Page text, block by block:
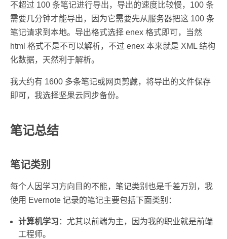
不超过 100 条笔记进行导出，导出的速度比较慢，100 条
需要几分钟才能导出，因为它需要先从服务器把这 100 条
笔记请求到本地。导出格式选择 enex 格式即可，当然
html 格式不是不可以解析，不过 enex 本来就是 XML 结构
化数据，天然利于解析。
我大约有 1600 多条笔记或网页剪藏，将导出的文件保存
即可，我选择坚果云同步备份。
笔记总结
笔记类别
每个人因学习方向目的不能，笔记类别也是千差万别，我
使用 Evernote 记录的笔记主要包括下面类别：
计算机学习 ：尤其以前端为主，因为我的职业就是前端
工程师。